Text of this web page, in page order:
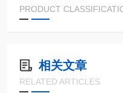
PRODUCT
相关文章
RELATED ARTICLES